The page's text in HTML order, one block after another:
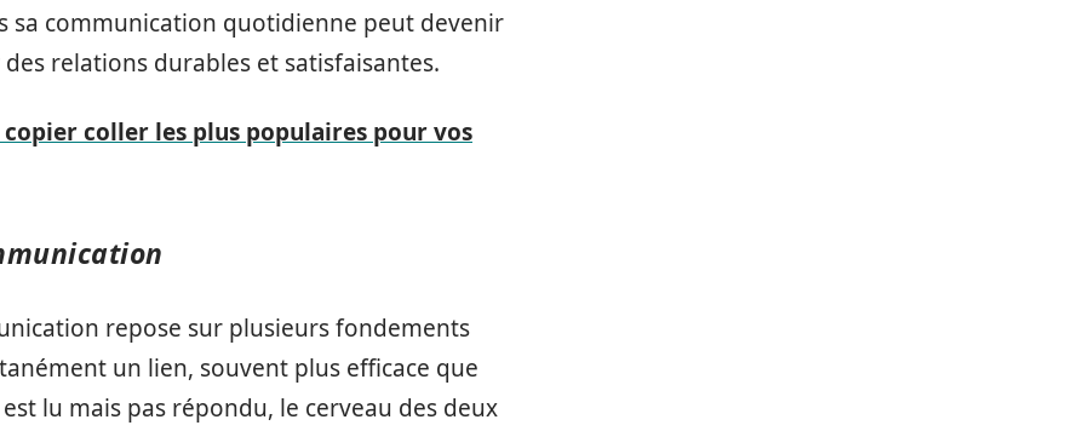
sa communication quotidienne peut devenir
relations durables et satisfaisantes.
copier coller les plus populaires pour vos
repose sur plusieurs fondements
un lien, souvent plus efficace que
lu mais pas répondu, le cerveau des deux